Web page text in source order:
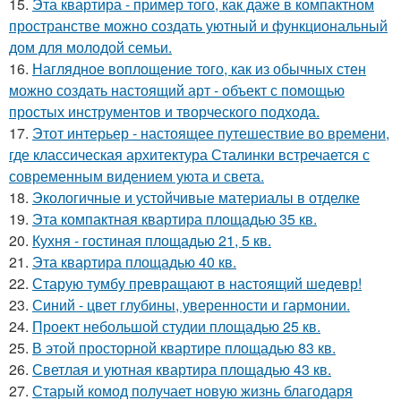
15. Эта квартира - пример того, как даже в компактном
пространстве можно создать уютный и функциональный
дом для молодой семьи.
16. Наглядное воплощение того, как из обычных стен
можно создать настоящий арт - объект с помощью
простых инструментов и творческого подхода.
17. Этот интерьер - настоящее путешествие во времени,
где классическая архитектура Сталинки встречается с
современным видением уюта и света.
18. Экологичные и устойчивые материалы в отделке
19. Эта компактная квартира площадью 35 кв.
20. Кухня - гостиная площадью 21, 5 кв.
21. Эта квартира площадью 40 кв.
22. Старую тумбу превращают в настоящий шедевр!
23. Синий - цвет глубины, уверенности и гармонии.
24. Проект небольшой студии площадью 25 кв.
25. В этой просторной квартире площадью 83 кв.
26. Светлая и уютная квартира площадью 43 кв.
27. Старый комод получает новую жизнь благодаря